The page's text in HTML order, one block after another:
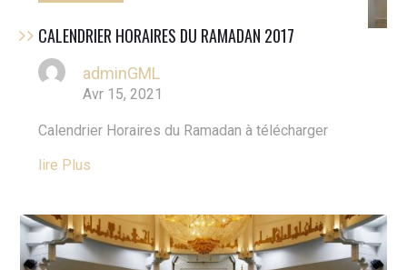
CALENDRIER HORAIRES DU RAMADAN 2017
adminGML
Avr 15, 2021
Calendrier Horaires du Ramadan à télécharger
Lire Plus